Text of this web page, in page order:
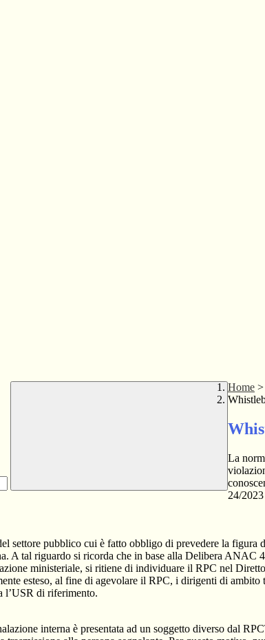
Home >
La
24/
settore pubblico cui è fatto obbligo di prevedere la
A tal riguardo si ricorda che in base alla Delibera ANAC
ministeriale, si ritiene di individuare il RPC nel
esteso, al fine di agevolare il RPC, i dirigenti di
l’USR di riferimento.
interna è presentata ad un soggetto diverso dal